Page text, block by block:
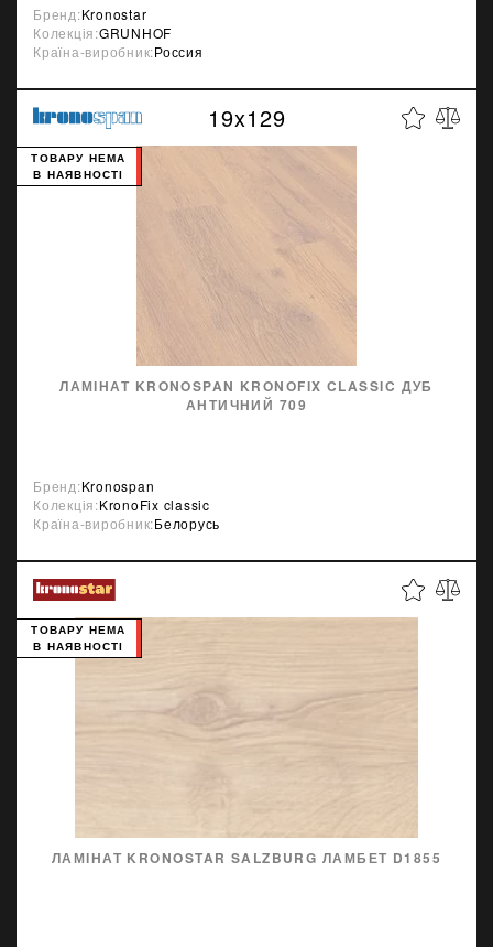
Бренд:Kronostar
Колекція:GRUNHOF
Країна-виробник:Россия
19x129
ЛАМІНАТ KRONOSPAN KRONOFIX CLASSIC ДУБ
АНТИЧНИЙ 709
ТОВАРУ НЕМА
В НАЯВНОСТІ
Бренд:Kronospan
Колекція:KronoFix classic
Країна-виробник:Белорусь
ЛАМІНАТ KRONOSTAR SALZBURG ЛАМБЕТ D1855
ТОВАРУ НЕМА
В НАЯВНОСТІ